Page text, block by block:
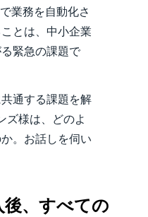
業務を自動化さ
とは、中小企業
緊急の課題で
通する課題を解
ズ様は、どのよ
。お話しを伺い
、すべての